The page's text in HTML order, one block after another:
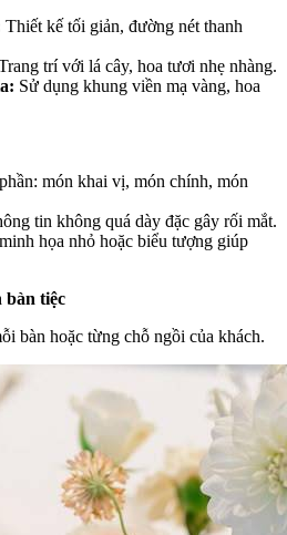
Thiết kế tối giản, đường nét thanh
trí với lá cây, hoa tươi nhẹ nhàng.
Sử dụng khung viền mạ vàng, hoa
món khai vị, món chính, món
tin không quá dày đặc gây rối mắt.
họa nhỏ hoặc biểu tượng giúp
bàn tiệc
bàn hoặc từng chỗ ngồi của khách.